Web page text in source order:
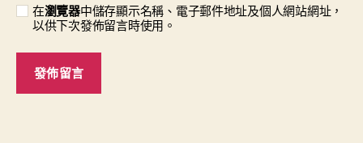
在瀏覽器中儲存顯示名稱、電子郵件地址及個人網站網址，
以供下次發佈留言時使用。